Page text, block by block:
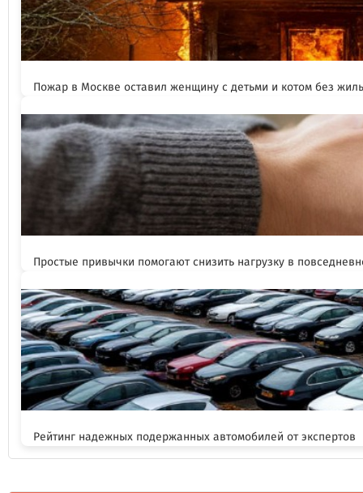
Пожар в Москве оставил женщину с детьми и котом без
Простые привычки помогают снизить нагрузку в
Рейтинг надежных подержанных автомобилей от экспертов